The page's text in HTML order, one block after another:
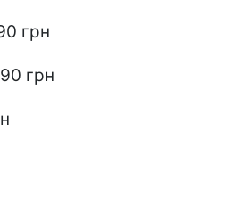
грн
грн